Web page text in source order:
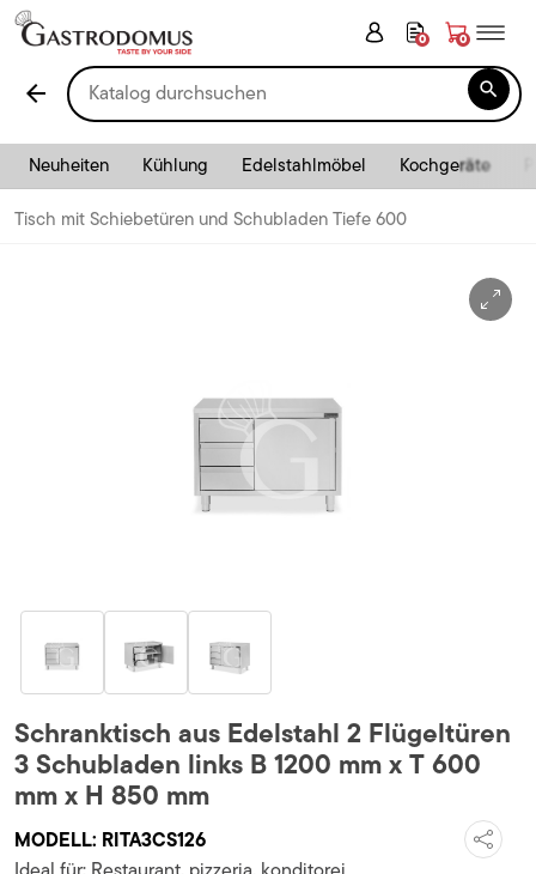
0 0
arrow_back 
Neuheiten Kühlung Edelstahlmöbel Kochgeräte
Tisch mit Schiebetüren und Schubladen Tiefe 600
Schranktisch aus Edelstahl 2 Flügeltüren
3 Schubladen links B 1200 mm x T 600
mm x H 850 mm
MODELL: RITA3CS126